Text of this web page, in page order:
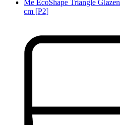
Me EcoShape Triangle
cm [P2]